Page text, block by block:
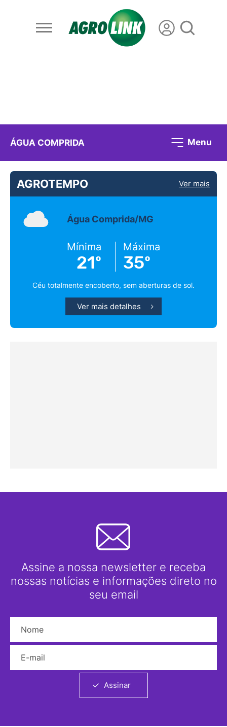
ÁGUA COMPRIDA Menu
AGROTEMPO Ver mais
Água Comprida/MG
Mínima
21º
Máxima
35º
Céu totalmente encoberto, sem aberturas de sol.
Ver mais detalhes
Assine a nossa newsletter e receba
nossas notícias e informações direto no
seu email
Assinar